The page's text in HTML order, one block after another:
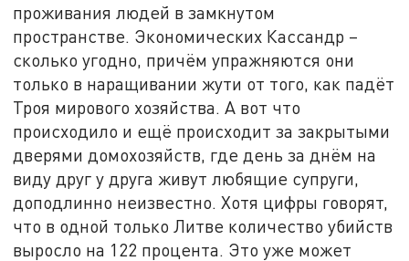
проживания людей в замкнутом
пространстве. Экономических Кассандр –
сколько угодно, причём упражняются они
только в наращивании жути от того, как падёт
Троя мирового хозяйства. А вот что
происходило и ещё происходит за закрытыми
дверями домохозяйств, где день за днём на
виду друг у друга живут любящие супруги,
доподлинно неизвестно. Хотя цифры говорят,
что в одной только Литве количество убийств
выросло на 122 процента. Это уже может